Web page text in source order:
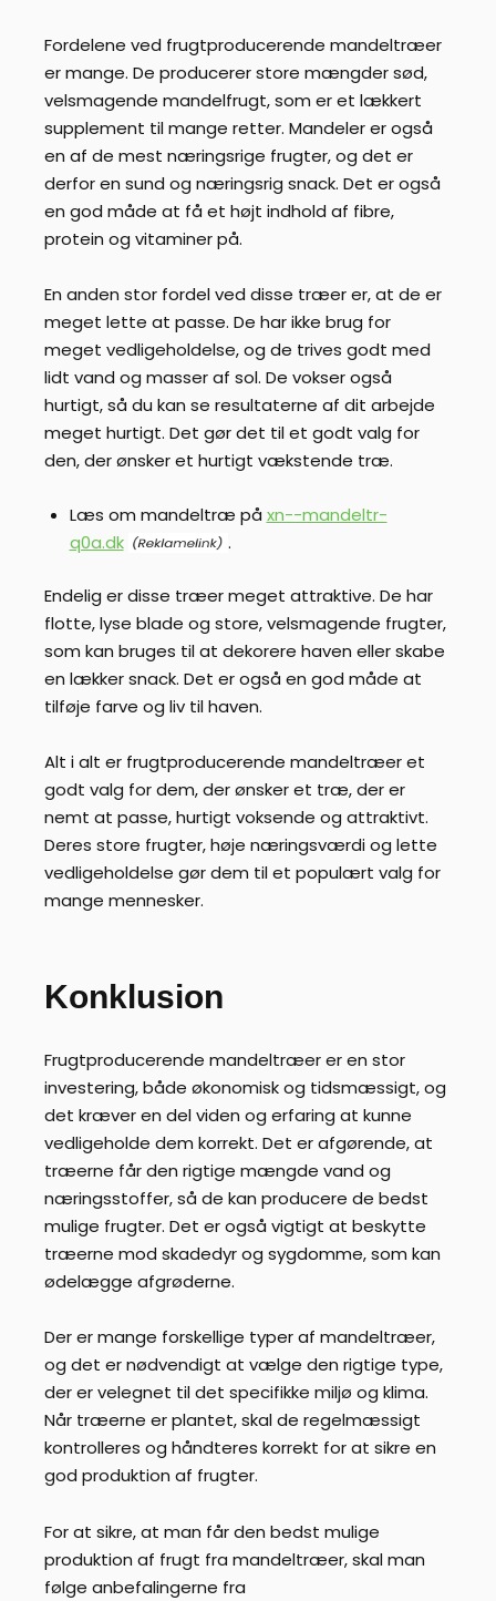
Fordelene ved frugtproducerende mandeltræer
er mange. De producerer store mængder sød,
velsmagende mandelfrugt, som er et lækkert
supplement til mange retter. Mandeler er også
en af de mest næringsrige frugter, og det er
derfor en sund og næringsrig snack. Det er også
en god måde at få et højt indhold af fibre,
protein og vitaminer på.
En anden stor fordel ved disse træer er, at de er
meget lette at passe. De har ikke brug for
meget vedligeholdelse, og de trives godt med
lidt vand og masser af sol. De vokser også
hurtigt, så du kan se resultaterne af dit arbejde
meget hurtigt. Det gør det til et godt valg for
den, der ønsker et hurtigt vækstende træ.
Læs om mandeltræ på xn--mandeltr-
q0a.dk
.
Endelig er disse træer meget attraktive. De har
flotte, lyse blade og store, velsmagende frugter,
som kan bruges til at dekorere haven eller skabe
en lækker snack. Det er også en god måde at
tilføje farve og liv til haven.
Alt i alt er frugtproducerende mandeltræer et
godt valg for dem, der ønsker et træ, der er
nemt at passe, hurtigt voksende og attraktivt.
Deres store frugter, høje næringsværdi og lette
vedligeholdelse gør dem til et populært valg for
mange mennesker.
Konklusion
Frugtproducerende mandeltræer er en stor
investering, både økonomisk og tidsmæssigt, og
det kræver en del viden og erfaring at kunne
vedligeholde dem korrekt. Det er afgørende, at
træerne får den rigtige mængde vand og
næringsstoffer, så de kan producere de bedst
mulige frugter. Det er også vigtigt at beskytte
træerne mod skadedyr og sygdomme, som kan
ødelægge afgrøderne.
Der er mange forskellige typer af mandeltræer,
og det er nødvendigt at vælge den rigtige type,
der er velegnet til det specifikke miljø og klima.
Når træerne er plantet, skal de regelmæssigt
kontrolleres og håndteres korrekt for at sikre en
god produktion af frugter.
For at sikre, at man får den bedst mulige
produktion af frugt fra mandeltræer, skal man
følge anbefalingerne fra